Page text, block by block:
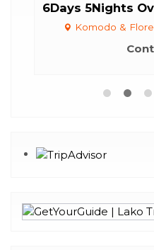
6Days 5Nights
Komodo &